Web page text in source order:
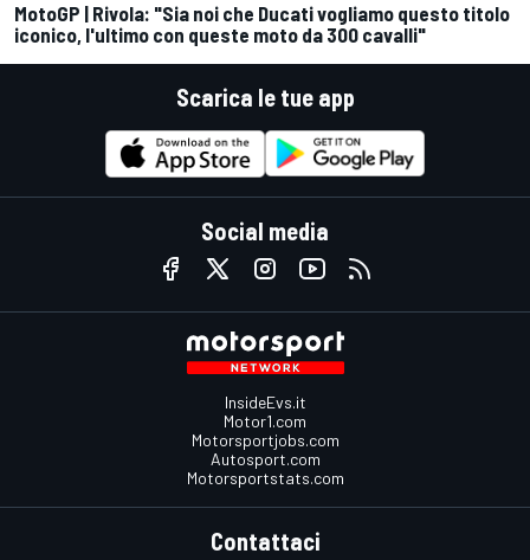
MotoGP | Rivola: "Sia noi che Ducati vogliamo questo titolo
iconico, l'ultimo con queste moto da 300 cavalli"
Scarica le tue app
Social media
InsideEvs.it
Motor1.com
Motorsportjobs.com
Autosport.com
Motorsportstats.com
Contattaci